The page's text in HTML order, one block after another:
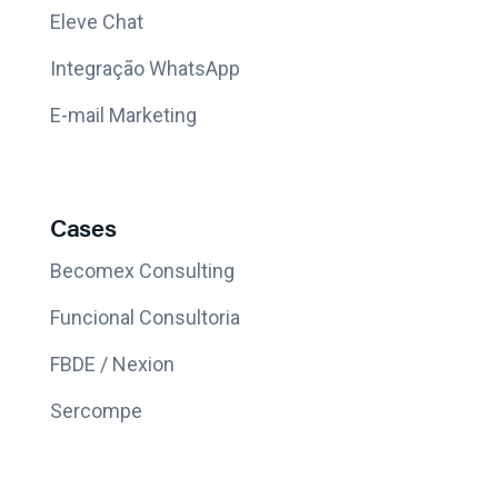
Eleve Chat
Integração WhatsApp
E-mail Marketing
Cases
Becomex Consulting
Funcional Consultoria
FBDE / Nexion
Sercompe